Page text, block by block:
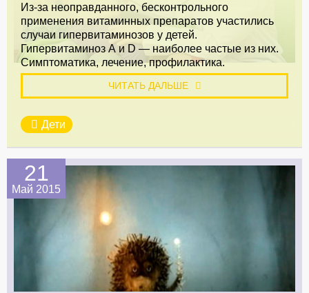
Из-за неоправданного, бесконтрольного
применения витаминных препаратов участились
случаи гипервитаминозов у детей.
Гипервитаминоз А и D — наиболее частые из них.
Симптоматика, лечение, профилактика.
ЧИТАТЬ ДАЛЬШЕ
Дети
21
Май 2015